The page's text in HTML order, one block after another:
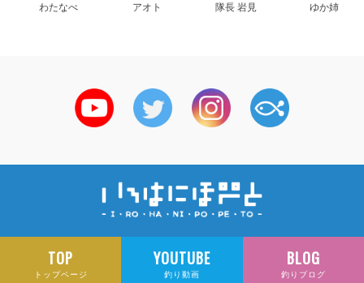
わたなべ アオト 隊長 岩見 ゆか姉
TOP
トップページ
YOUTUBE
釣り動画
BLOG
釣りブログ